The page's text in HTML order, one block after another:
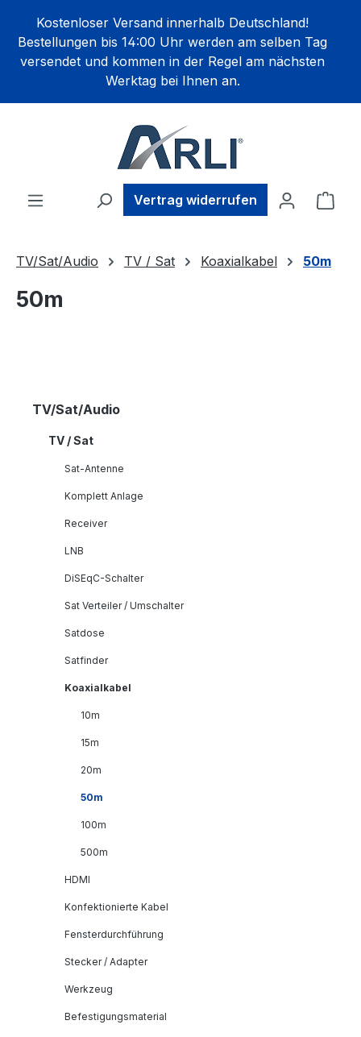
springen
Kostenloser Versand innerhalb Deutschland!
Bestellungen bis 14:00 Uhr werden am selben Tag
versendet und kommen in der Regel am nächsten
Werktag bei Ihnen an.
Vertrag widerrufen
TV/Sat/Audio TV / Sat Koaxialkabel 50m
50m
TV/Sat/Audio
TV / Sat
Sat-Antenne
Komplett Anlage
Receiver
LNB
DiSEqC-Schalter
Sat Verteiler / Umschalter
Satdose
Satfinder
Koaxialkabel
10m
15m
20m
50m
100m
500m
HDMI
Konfektionierte Kabel
Fensterdurchführung
Stecker / Adapter
Werkzeug
Befestigungsmaterial